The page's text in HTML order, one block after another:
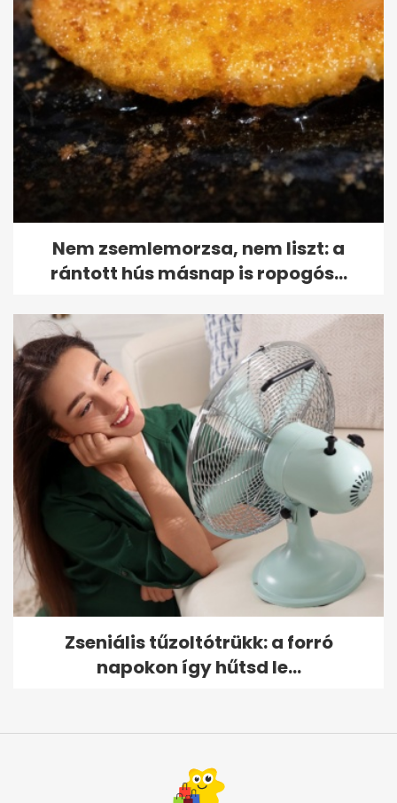
Nem zsemlemorzsa, nem liszt: a
rántott hús másnap is ropogós...
Zseniális tűzoltótrükk: a forró
napokon így hűtsd le...